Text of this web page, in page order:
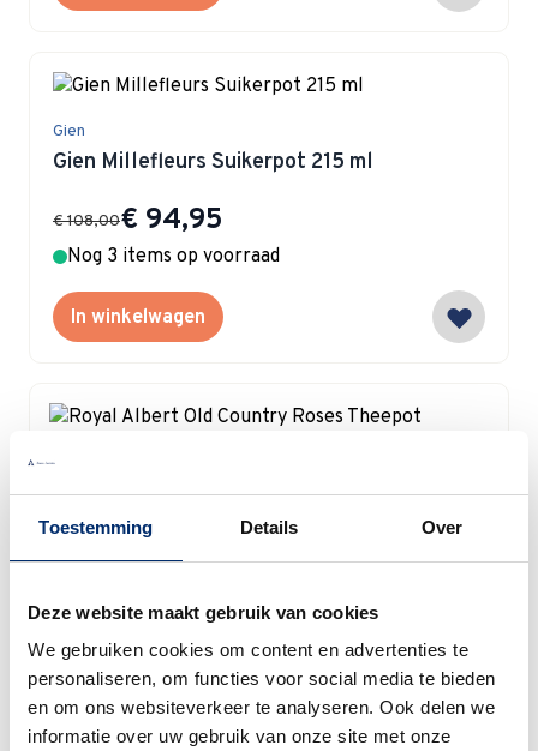
Toestemming Details Over
Deze website maakt gebruik van cookies
We gebruiken cookies om content en advertenties te
personaliseren, om functies voor social media te bieden
en om ons websiteverkeer te analyseren. Ook delen we
informatie over uw gebruik van onze site met onze
Gien
Gien Millefleurs Suikerpot 215 ml
Special Price
€ 94,95
€ 108,00
Nog 3 items op voorraad
In winkelwagen
Royal Albert
Royal Albert Old Country Roses Theepot
€ 85,41
€ 100,00
In bestelling - levertijd 1-2 weken
In winkelwagen